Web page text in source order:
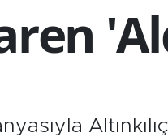
6862,09000
%0.19
BİST100